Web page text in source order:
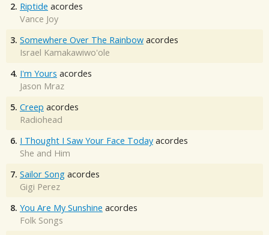
2. Riptide acordes
Vance Joy
3. Somewhere Over The Rainbow acordes
Israel Kamakawiwo'ole
4. I'm Yours acordes
Jason Mraz
5. Creep acordes
Radiohead
6. I Thought I Saw Your Face Today acordes
She and Him
7. Sailor Song acordes
Gigi Perez
8. You Are My Sunshine acordes
Folk Songs